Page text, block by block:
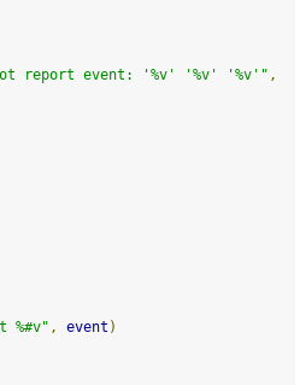
report event: '%v' '%v' '%v'" ,
%#v" , event )